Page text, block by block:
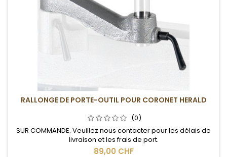
RALLONGE DE PORTE-OUTIL POUR CORONET HERALD
(0)
SUR COMMANDE. Veuillez nous contacter pour les délais de
livraison et les frais de port.
89,00 CHF